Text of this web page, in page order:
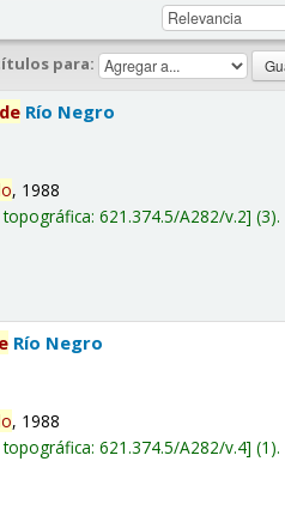
para:
de Río Negro
, 1988
topográfica:621.374.5/A282/v.2 (3).
Río Negro
, 1988
topográfica:621.374.5/A282/v.4 (1).